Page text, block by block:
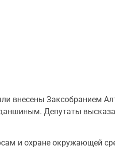
внесены Заксобранием
Депутаты
и охране окружающей